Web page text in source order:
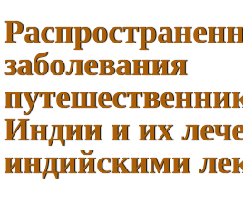
заболевания
Индии и их
индийскими